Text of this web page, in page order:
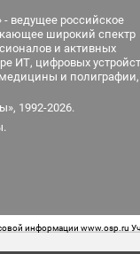
ведущее российское
широкий спектр
и активных
ИТ, цифровых
и полиграфии,
1992-2026.
информации www.osp.ru